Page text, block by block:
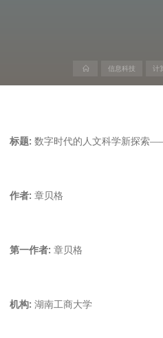
信息科技 计
标题: 数字时代的人文科学新探索
作者: 章贝格
第一作者: 章贝格
机构: 湖南工商大学